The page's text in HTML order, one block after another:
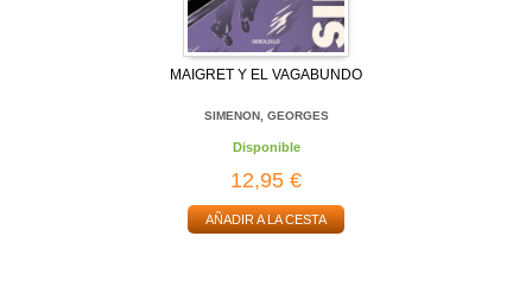
MAIGRET Y EL VAGABUNDO
SIMENON, GEORGES
Disponible
12,95 €
AÑADIR A LA CESTA